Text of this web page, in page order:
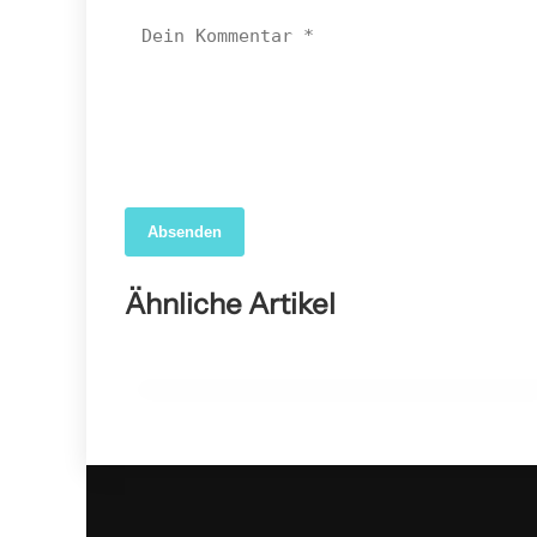
Absenden
Ähnliche Artikel
Forscher nutzen KI, um das wahre Ausmaß der